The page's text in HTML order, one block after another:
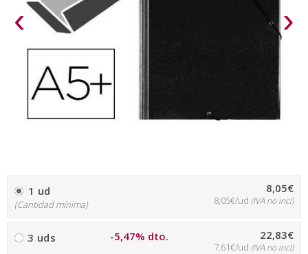
‹ ›
1 ud
(Cantidad mínima)
8,05€
8,05€/ud (IVA no incl)
3 uds -5,47% dto. 22,83€
7,61€/ud (IVA no incl)